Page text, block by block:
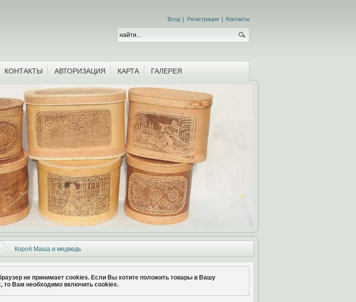
Вход Регистрация Контакты
КОНТАКТЫ АВТОРИЗАЦИЯ КАРТА ГАЛЕРЕЯ
Короб Маша и медведь
не принимает cookies. Если Вы хотите положить товары в Вашу
то Вам необходимо включить cookies.